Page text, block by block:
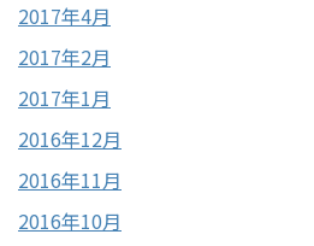
2017年4月
2017年2月
2017年1月
2016年12月
2016年11月
2016年10月